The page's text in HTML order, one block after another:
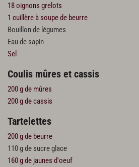
18 oignons grelots
1 cuillère à soupe de beurre
Bouillon de légumes
Eau de sapin
Sel
Coulis mûres et cassis
200 g de mûres
200 g de cassis
Tartelettes
200 g de beurre
110 g de sucre glace
160 g de jaunes d'oeuf